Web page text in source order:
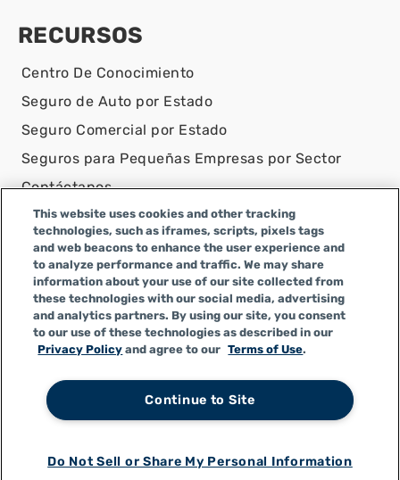
RECURSOS
Centro De Conocimiento
Seguro de Auto por Estado
Seguro Comercial por Estado
Seguros para Pequeñas Empresas por Sector
Contáctanos
AVISO LEGAL
Infinity Insurance Agency, Inc. opera como Infinity
General Insurance Agency en CA y es una empresa de
Alabama, con número de licencia en CA 0F04179.
Infinity Insurance Agency, Inc. realiza negocios como
Infinity General Insurance Agency en algunos otros
estados.
Accesibilidad|Do Not Sell or Share My Personal
This website uses cookies and other tracking
technologies, such as iframes, scripts, pixels tags
and web beacons to enhance the user experience and
to analyze performance and traffic. We may share
information about your use of our site collected from
these technologies with our social media, advertising
and analytics partners. By using our site, you consent
to our use of these technologies as described in our
Privacy Policy and agree to our Terms of Use.
Continue to Site
Do Not Sell or Share My Personal Information